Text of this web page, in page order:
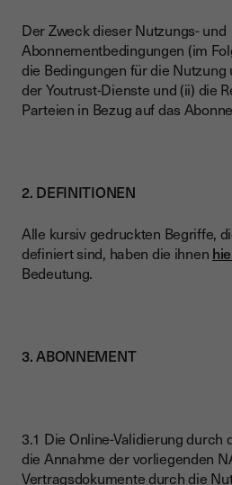
Der Zweck dieser Nutzungs- und
Abonnementbedingungen (im
die Bedingungen für die
der Youtrust-Dienste und (ii) die
Parteien in Bezug auf das
2. DEFINITIONEN
Alle kursiv gedruckten Begriffe,
definiert sind, haben die ihnen
Bedeutung.
3. ABONNEMENT
3.1 Die Online-Validierung durch
die Annahme der vorliegenden
Vertragsdokumente durch die